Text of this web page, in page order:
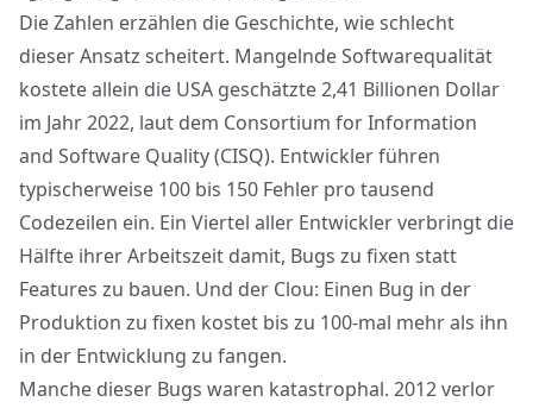
Die Zahlen erzählen die Geschichte, wie schlecht
dieser Ansatz scheitert. Mangelnde Softwarequalität
kostete allein die USA geschätzte 2,41 Billionen Dollar
im Jahr 2022, laut dem Consortium for Information
and Software Quality (CISQ). Entwickler führen
typischerweise 100 bis 150 Fehler pro tausend
Codezeilen ein. Ein Viertel aller Entwickler verbringt die
Hälfte ihrer Arbeitszeit damit, Bugs zu fixen statt
Features zu bauen. Und der Clou: Einen Bug in der
Produktion zu fixen kostet bis zu 100-mal mehrals ihn
in der Entwicklung zu fangen.
Manche dieser Bugs waren katastrophal. 2012 verlor